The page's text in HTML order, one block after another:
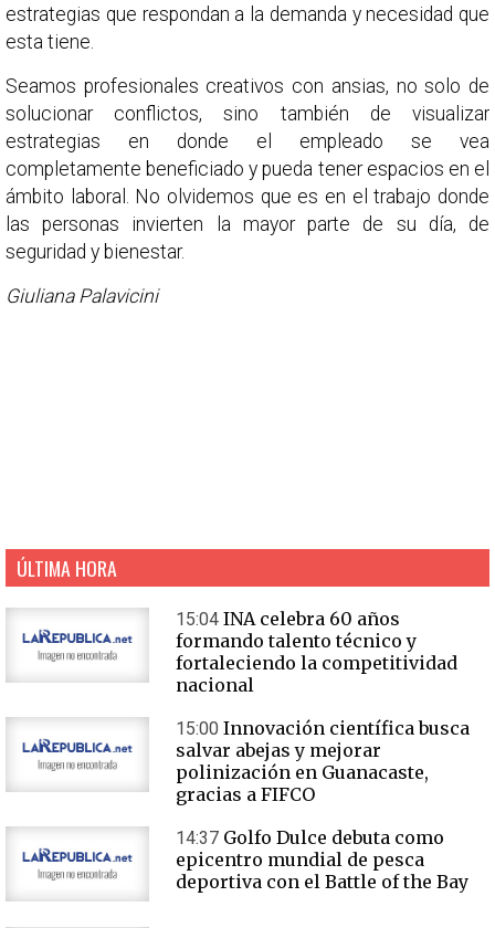
estrategias que respondan a la demanda y necesidad que
esta tiene.
Seamos profesionales creativos con ansias, no solo de
solucionar conflictos, sino también de visualizar
estrategias en donde el empleado se vea
completamente beneficiado y pueda tener espacios en el
ámbito laboral. No olvidemos que es en el trabajo donde
las personas invierten la mayor parte de su día, de
seguridad y bienestar.
Giuliana Palavicini
ÚLTIMA HORA
15:04 INA celebra 60 años
formando talento técnico y
fortaleciendo la competitividad
nacional
15:00 Innovación científica busca
salvar abejas y mejorar
polinización en Guanacaste,
gracias a FIFCO
14:37 Golfo Dulce debuta como
epicentro mundial de pesca
deportiva con el Battle of the Bay